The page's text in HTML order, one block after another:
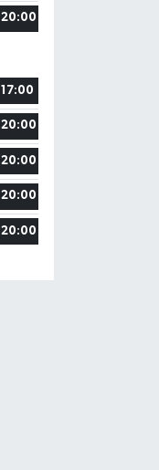
20:00
17:00
20:00
20:00
20:00
20:00